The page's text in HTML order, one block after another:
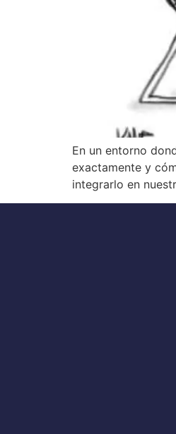
En un entorno
exactamente y
integrarlo en